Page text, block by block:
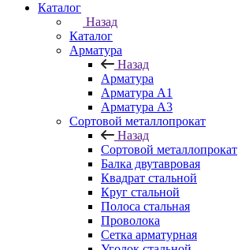
Каталог
Назад
Каталог
Арматура
Назад
Арматура
Арматура A1
Арматура А3
Сортовой металлопрокат
Назад
Сортовой металлопрокат
Балка двутавровая
Квадрат стальной
Круг стальной
Полоса стальная
Проволока
Сетка арматурная